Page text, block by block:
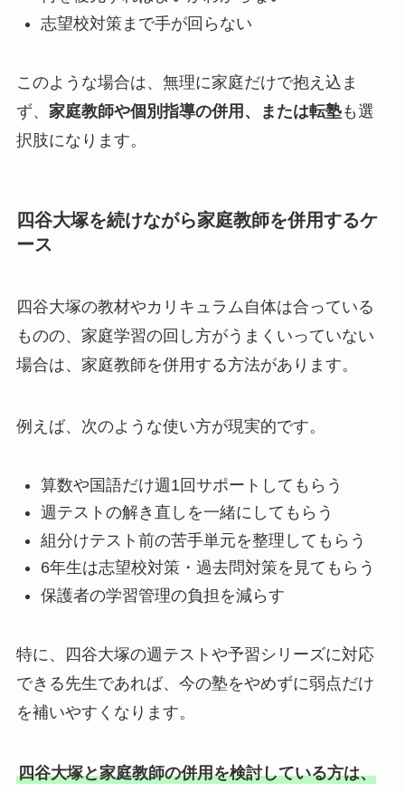
志望校対策まで手が回らない
このような場合は、無理に家庭だけで抱え込ま
ず、 家庭教師や個別指導の併用、または転塾も選
択肢になります。
四谷大塚を続けながら家庭教師を併用するケ
ース
四谷大塚の教材やカリキュラム自体は合っている
ものの、家庭学習の回し方がうまくいっていない
場合は、家庭教師を併用する方法があります。
例えば、次のような使い方が現実的です。
算数や国語だけ週1回サポートしてもらう
週テストの解き直しを一緒にしてもらう
組分けテスト前の苦手単元を整理してもらう
6年生は志望校対策・過去問対策を見てもらう
保護者の学習管理の負担を減らす
特に、四谷大塚の週テストや予習シリーズに対応
できる先生であれば、今の塾をやめずに弱点だけ
を補いやすくなります。
四谷大塚と家庭教師の併用を検討している方は、